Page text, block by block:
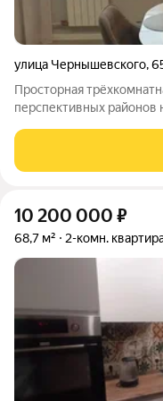
улица Чернышевского,
Просторная
перспективных районов на Покровке. Современный ремонт в
изолированные
В квартире тёплые
10 200 000 ₽
68,7 м² 2-комн.